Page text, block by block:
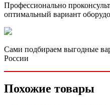
Профессионально
оптимальный вариант
Сами подбираем выгодные
России
Похожие товары